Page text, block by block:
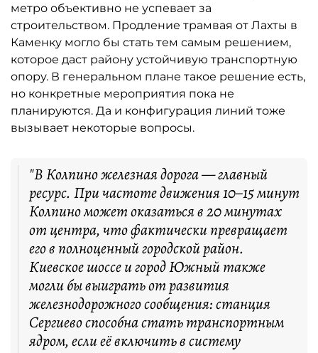
метро объективно не успевает за
строительством. Продление трамвая от Лахты в
Каменку могло бы стать тем самым решением,
которое даст району устойчивую транспортную
опору. В генеральном плане такое решение есть,
но конкретные мероприятия пока не
планируются. Да и конфигурация линий тоже
вызывает некоторые вопросы.
"В Колпино железная дорога — главный
ресурс. При частоте движения 10–15 минут
Колпино может оказаться в 20 минутах
от центра, что фактически превращает
его в полноценный городской район.
Киевское шоссе и город Южный также
могли бы выиграть от развития
железнодорожного сообщения: станция
Сергиево способна стать транспортным
ядром, если её включить в систему